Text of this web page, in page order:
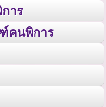
าร
คนพิการ